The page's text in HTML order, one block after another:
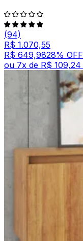
(94)
R$ 1.070,55
R$ 649,9828% OFF
ou 7x de R$ 109,24